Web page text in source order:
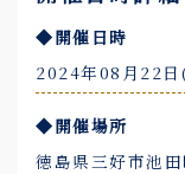
◆開催日時
2024年08月22
◆開催場所
徳島県三好市池